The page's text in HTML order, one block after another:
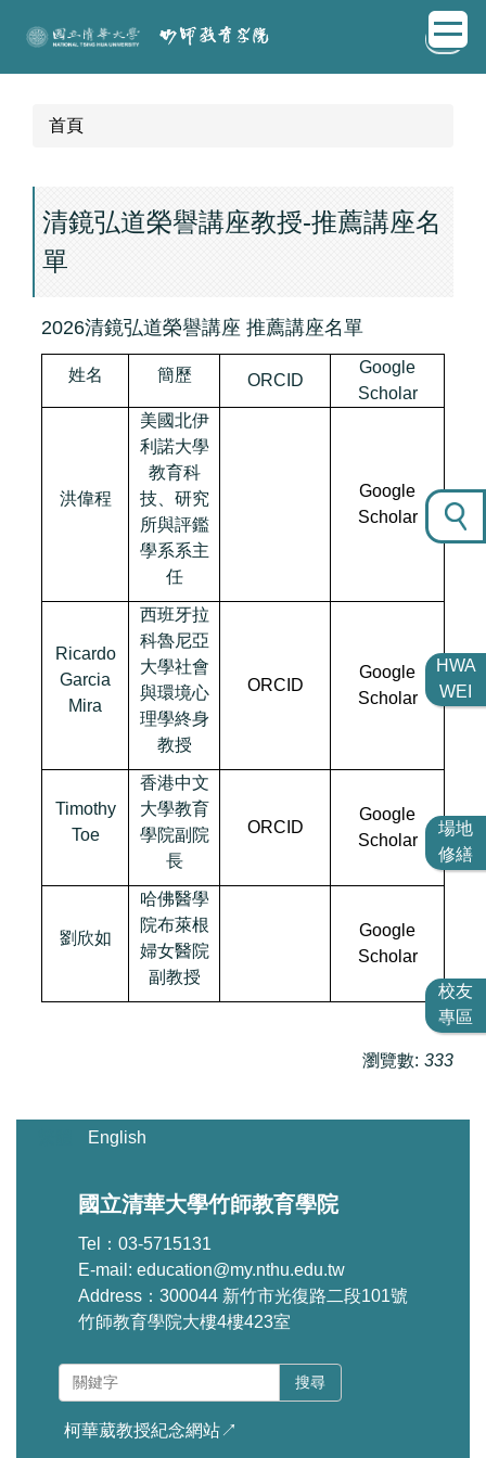
到
EN
HWA
WEI
場地
修繕
校友
專區
首頁
清鏡弘道榮譽講座教授-推薦講座名
單
2026清鏡弘道榮譽講座 推薦講座名單
姓名 簡歷 ORCID
Google
Scholar
洪偉程
美國北伊
利諾大學
教育科
技、研究
所與評鑑
學系系主
任
Google
Scholar
Ricardo
Garcia
Mira
西班牙拉
科魯尼亞
大學社會
與環境心
理學終身
教授
ORCID
Google
Scholar
Timothy
Toe
香港中文
大學教育
學院副院
長
ORCID
Google
Scholar
劉欣如
哈佛醫學
院布萊根
婦女醫院
副教授
Google
Scholar
瀏覽數: 333
English
國立清華大學竹師教育學院
Tel：03-5715131
E-mail: education@my.nthu.edu.tw
Address：300044 新竹市光復路二段101號
竹師教育學院大樓4樓423室
搜尋
柯華葳教授紀念網站↗